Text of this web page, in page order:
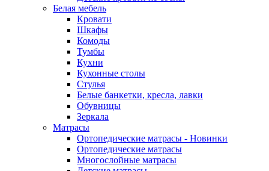
Белая мебель
Кровати
Шкафы
Комоды
Тумбы
Кухни
Кухонные столы
Стулья
Белые банкетки, кресла, лавки
Обувницы
Зеркала
Матрасы
Ортопедические матрасы - Новинки
Ортопедические матрасы
Многослойные матрасы